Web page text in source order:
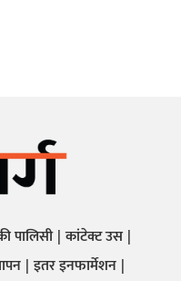
पालिसी कांटेक्ट उस
इतर इनफार्मेशन